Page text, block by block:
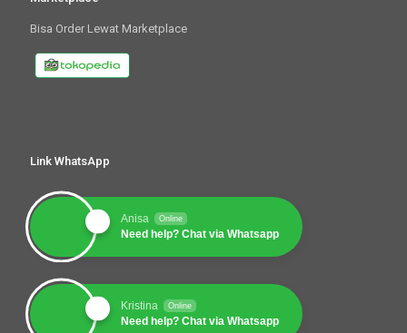
Bisa Order Lewat Marketplace
Link WhatsApp
Anisa Online
Need help? Chat via Whatsapp
Kristina Online
Need help? Chat via Whatsapp